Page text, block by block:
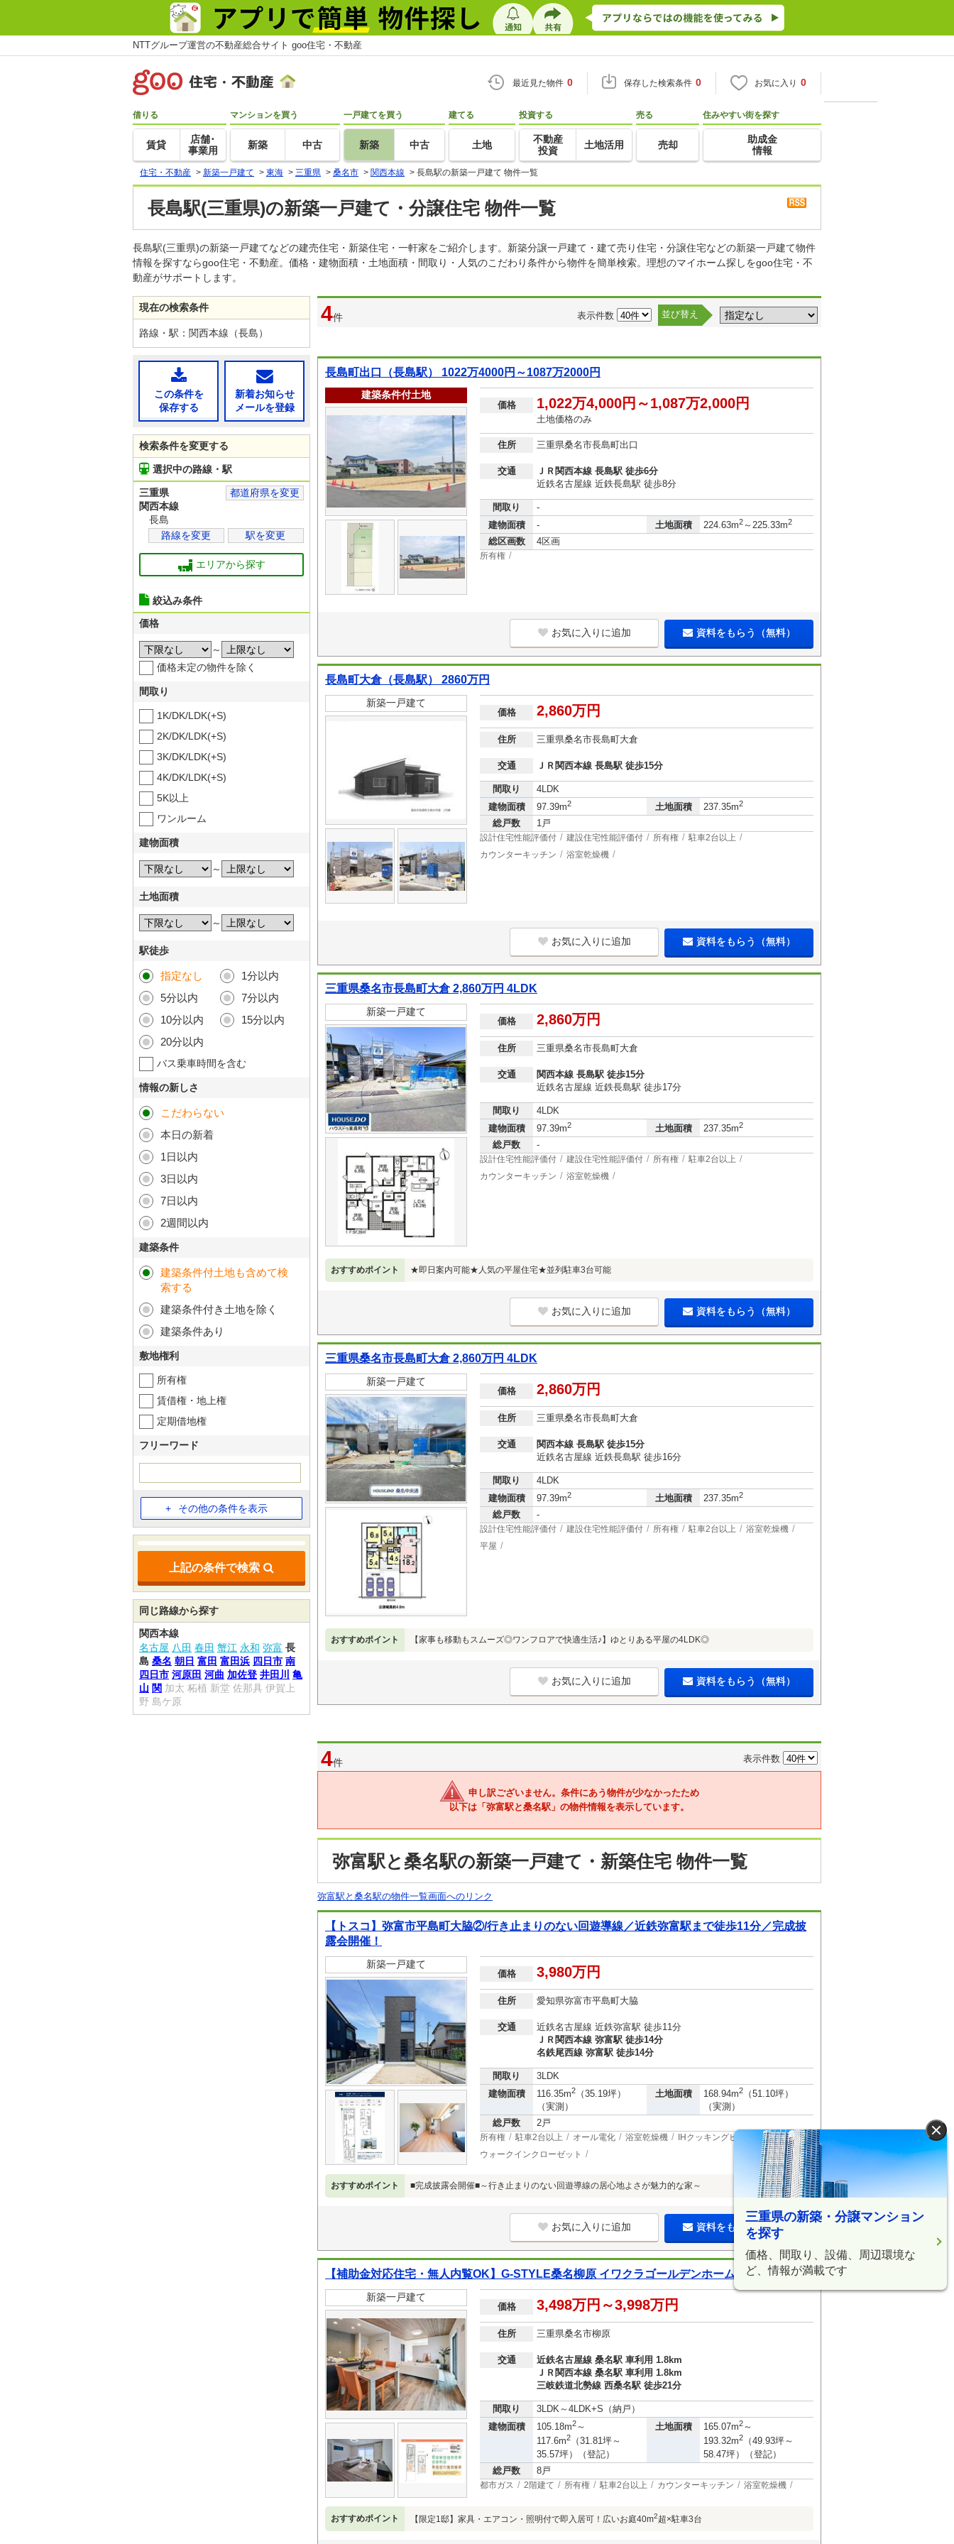
NTTグループ運営の不動産総合サイト goo住宅・不動産
最近見た物件 0 保存した検索条件 0 お気に入り 0
借りる
賃貸
店舗･
事業用
マンションを買う
新築 中古
一戸建てを買う
新築 中古
建てる
土地
投資する
不動産
投資
土地活用
売る
売却
住みやすい街を探す
助成金
情報
住宅・不動産 > 新築一戸建て > 東海 > 三重県 > 桑名市 > 関西本線 > 長島駅の新築一戸建て 物件一覧
長島駅(三重県)の新築一戸建て・分譲住宅 物件一覧
長島駅(三重県)の新築一戸建てなどの建売住宅・新築住宅・一軒家をご紹介します。新築分譲一戸建て・建て売り住宅・分譲住宅などの新築一戸建て物件
情報を探すならgoo住宅・不動産。価格・建物面積・土地面積・間取り・人気のこだわり条件から物件を簡単検索。理想のマイホーム探しをgoo住宅・不
動産がサポートします。
4件 表示件数 並び替え
長島町出口（長島駅） 1022万4000円～1087万2000円
建築条件付土地
価格 1,022万4,000円～1,087万2,000円
土地価格のみ
住所 三重県桑名市長島町出口
交通
ＪＲ関西本線 長島駅 徒歩6分
近鉄名古屋線 近鉄長島駅 徒歩8分
間取り
-
建物面積
- 土地面積 224.63m2～225.33m2
総区画数 4区画
所有権
お気に入りに追加 資料をもらう（無料）
長島町大倉（長島駅） 2860万円
新築一戸建て
価格 2,860万円
住所 三重県桑名市長島町大倉
交通 ＪＲ関西本線 長島駅 徒歩15分
間取り
4LDK
建物面積
97.39m2 土地面積 237.35m2
総戸数 1戸
設計住宅性能評価付 建設住宅性能評価付 所有権
駐車2台以上
カウンターキッチン
浴室乾燥機
お気に入りに追加 資料をもらう（無料）
三重県桑名市長島町大倉 2,860万円 4LDK
新築一戸建て
価格 2,860万円
住所 三重県桑名市長島町大倉
交通
関西本線 長島駅 徒歩15分
近鉄名古屋線 近鉄長島駅 徒歩17分
間取り
4LDK
建物面積
97.39m2 土地面積 237.35m2
総戸数 -
設計住宅性能評価付 建設住宅性能評価付 所有権
駐車2台以上
カウンターキッチン
浴室乾燥機
おすすめポイント ★即日案内可能★人気の平屋住宅★並列駐車3台可能
お気に入りに追加 資料をもらう（無料）
三重県桑名市長島町大倉 2,860万円 4LDK
新築一戸建て
価格 2,860万円
住所 三重県桑名市長島町大倉
交通
関西本線 長島駅 徒歩15分
近鉄名古屋線 近鉄長島駅 徒歩16分
間取り
4LDK
建物面積
97.39m2 土地面積 237.35m2
総戸数 -
設計住宅性能評価付 建設住宅性能評価付 所有権 駐車2台以上
浴室乾燥機
平屋
おすすめポイント 【家事も移動もスムーズ◎ワンフロアで快適生活♪】ゆとりある平屋の4LDK◎
お気に入りに追加 資料をもらう（無料）
4件 表示件数
申し訳ございません。条件にあう物件が少なかったため
以下は「弥富駅と桑名駅」の物件情報を表示しています。
弥富駅と桑名駅の新築一戸建て・新築住宅 物件一覧
弥富駅と桑名駅の物件一覧画面へのリンク
【トスコ】弥富市平島町大脇②/行き止まりのない回遊導線／近鉄弥富駅まで徒歩11分／完成披
露会開催！
新築一戸建て
価格 3,980万円
住所 愛知県弥富市平島町大脇
交通
近鉄名古屋線 近鉄弥富駅 徒歩11分
ＪＲ関西本線 弥富駅 徒歩14分
名鉄尾西線 弥富駅 徒歩14分
間取り
3LDK
建物面積
116.35m2
（35.19坪）
（実測）
土地面積 168.94m2
（51.10坪）
（実測）
総戸数
2戸
所有権 駐車2台以上 オール電化 浴室乾燥機
IHクッキングヒータ
ウォークインクローゼット
おすすめポイント ■完成披露会開催■～行き止まりのない回遊導線の居心地よさが魅力的な家～
お気に入りに追加 資料をもらう（無料）
【補助金対応住宅・無人内覧OK】G-STYLE桑名柳原 イワクラゴールデンホーム(株)
新築一戸建て
価格 3,498万円～3,998万円
住所 三重県桑名市柳原
交通
近鉄名古屋線 桑名駅 車利用 1.8km
ＪＲ関西本線 桑名駅 車利用 1.8km
三岐鉄道北勢線 西桑名駅 徒歩21分
間取り
3LDK～4LDK+S（納戸）
建物面積
105.18m2～
117.6m2
（31.81坪～
35.57坪）（登記）
土地面積 165.07m2～
193.32m2
（49.93坪～
58.47坪）（登記）
総戸数
8戸
都市ガス 2階建て 所有権 駐車2台以上 カウンターキッチン 浴室乾燥機
おすすめポイント 【限定1邸】家具・エアコン・照明付で即入居可！広いお庭40m2超×駐車3台
×
三重県の新築・分譲マンション
を探す
価格、間取り、設備、周辺環境な
ど、情報が満載です
現在の検索条件
路線・駅：関西本線（長島）
この条件を
保存する
新着お知らせ
メールを登録
検索条件を変更する
選択中の路線・駅
三重県
都道府県を変更
関西本線
長島
路線を変更
駅を変更
エリアから探す
絞込み条件
価格
～
価格未定の物件を除く
間取り
1K/DK/LDK(+S)
2K/DK/LDK(+S)
3K/DK/LDK(+S)
4K/DK/LDK(+S)
5K以上
ワンルーム
建物面積
～
土地面積
～
駅徒歩
指定なし
1分以内
5分以内
7分以内
10分以内
15分以内
20分以内
バス乗車時間を含む
情報の新しさ
こだわらない
本日の新着
1日以内
3日以内
7日以内
2週間以内
建築条件
建築条件付土地も含めて検
索する
建築条件付き土地を除く
建築条件あり
敷地権利
所有権
賃借権・地上権
定期借地権
フリーワード
その他の条件を表示
上記の条件で検索
同じ路線から探す
関西本線
名古屋 八田 春田 蟹江 永和 弥富 長
島 桑名 朝日 富田 富田浜 四日市 南
四日市 河原田 河曲 加佐登 井田川
亀
山 関 加太 柘植 新堂 佐那具 伊賀上
野 島ケ原